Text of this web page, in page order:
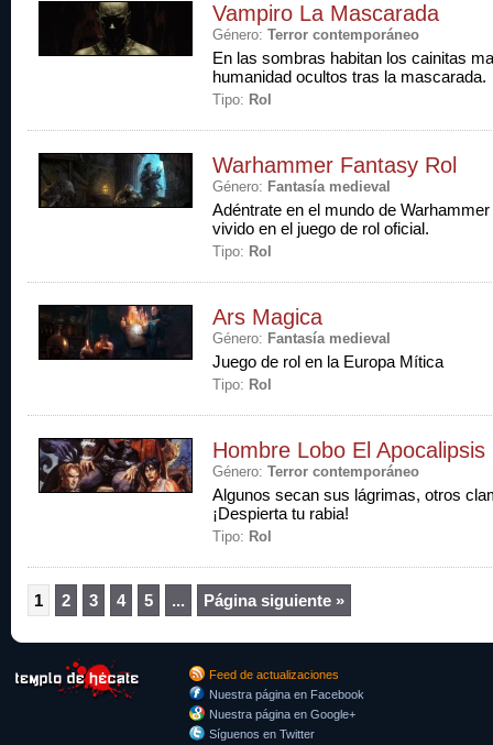
Vampiro La Mascarada
Género: Terror contemporáneo
En las sombras habitan los cainitas
humanidad ocultos tras la mascarada.
Tipo: Rol
Warhammer Fantasy Rol
Género: Fantasía medieval
Adéntrate en el mundo de
vivido en el juego de rol oficial.
Tipo: Rol
Ars Magica
Género: Fantasía medieval
Juego de rol en la Europa Mítica
Tipo: Rol
Hombre Lobo El Apocalipsis
Género: Terror contemporáneo
Algunos secan sus lágrimas, otros
¡Despierta tu rabia!
Tipo: Rol
1 2 3 4 5 ... Página siguiente »
Feed de actualizaciones
Nuestra página en Facebook
Nuestra página en Google+
Síguenos en Twitter